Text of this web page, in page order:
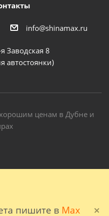
пишите в Max
info@shinamax.ru
Заводская 8
автостоянки)
ценам в Дубне и